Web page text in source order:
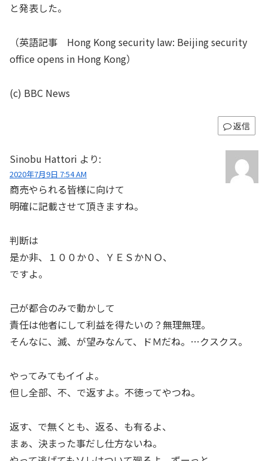
と発表した。
（英語記事 Hong Kong security law: Beijing security
office opens in Hong Kong）
(c) BBC News
返信
Sinobu Hattori より:
2020年7月9日 7:54 AM
商売やられる皆様に向けて
明確に記載させて頂きますね。
判断は
是か非、１００か０、ＹＥＳかＮＯ、
ですよ。
己が都合のみで動かして
責任は他者にして利益を得たいの？無理無理。
そんなに、滅、が望みなんて、ドＭだね。…クスクス。
やってみてもイイよ。
但し全部、不、で返すよ。不徳ってやつね。
返す、で無くとも、返る、も有るよ、
まぁ、決まった事だし仕方ないね。